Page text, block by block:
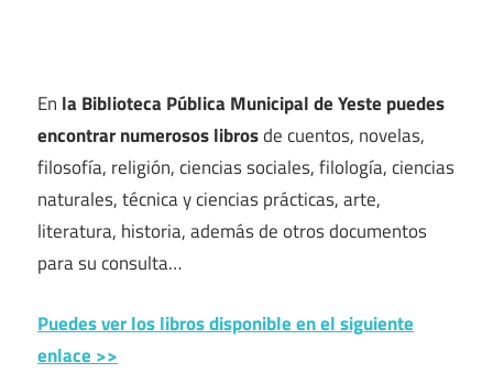
En la Biblioteca Pública Municipal de Yeste puedes
encontrar numerosos librosde cuentos, novelas,
filosofía, religión, ciencias sociales, filología, ciencias
naturales, técnica y ciencias prácticas, arte,
literatura, historia, además de otros documentos
para su consulta…
Puedes ver los libros disponible en el siguiente
enlace >>